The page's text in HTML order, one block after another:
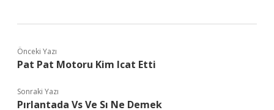
Önceki Yazı
Pat Pat Motoru Kim Icat Etti
Sonraki Yazı
Pırlantada Vs Ve Sı Ne Demek